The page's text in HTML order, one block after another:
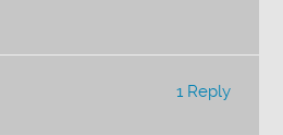
1 Reply